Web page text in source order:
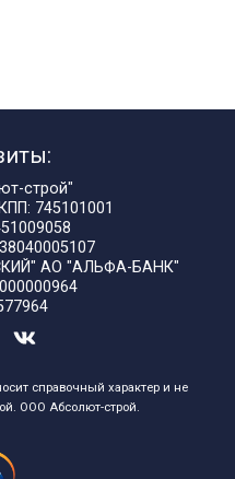
строй"
745101001
АО "АЛЬФА-БАНК"
справочный характер и не
ООО Абсолют-строй.